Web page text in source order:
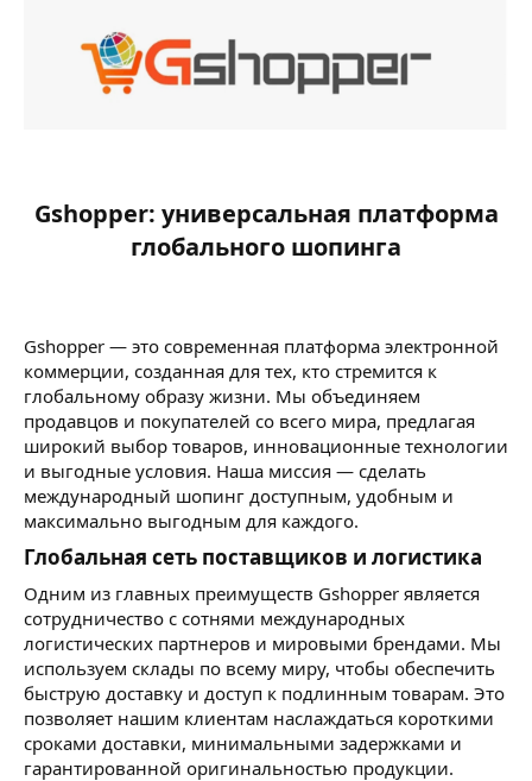
Gshopper: универсальная платформа
глобального шопинга​
Gshopper — это современная платформа электронной
коммерции, созданная для тех, кто стремится к
глобальному образу жизни. Мы объединяем
продавцов и покупателей со всего мира, предлагая
широкий выбор товаров, инновационные технологии
и выгодные условия. Наша миссия — сделать
международный шопинг доступным, удобным и
максимально выгодным для каждого.
Глобальная сеть поставщиков и логистика​
Одним из главных преимуществ Gshopper является
сотрудничество с сотнями международных
логистических партнеров и мировыми брендами. Мы
используем склады по всему миру, чтобы обеспечить
быструю доставку и доступ к подлинным товарам. Это
позволяет нашим клиентам наслаждаться короткими
сроками доставки, минимальными задержками и
гарантированной оригинальностью продукции.